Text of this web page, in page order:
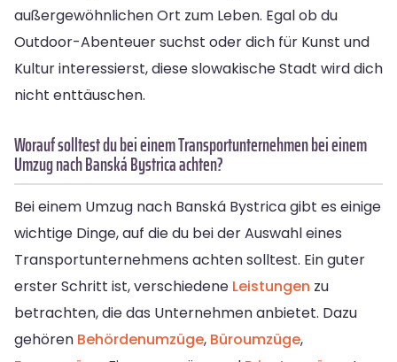
außergewöhnlichen Ort zum Leben. Egal ob du
Outdoor-Abenteuer suchst oder dich für Kunst und
Kultur interessierst, diese slowakische Stadt wird dich
nicht enttäuschen.
Worauf solltest du bei einem Transportunternehmen bei einem
Umzug nach Banská Bystrica achten?
Bei einem Umzug nach Banská Bystrica gibt es einige
wichtige Dinge, auf die du bei der Auswahl eines
Transportunternehmens achten solltest. Ein guter
erster Schritt ist, verschiedene Leistungen zu
betrachten, die das Unternehmen anbietet. Dazu
gehören Behördenumzüge, Büroumzüge,